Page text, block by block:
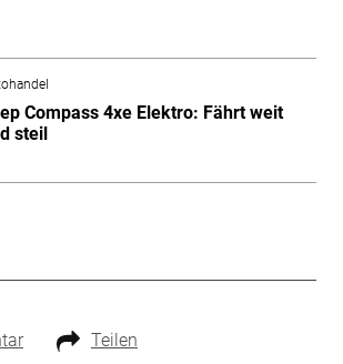
Compass 4xe Elektro: Fährt weit
steil
Teilen